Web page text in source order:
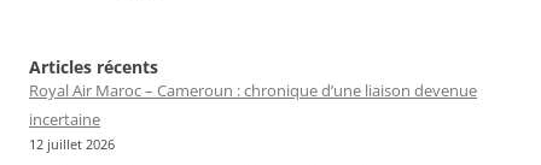
Articles récents
Royal Air Maroc – Cameroun : chronique d’une liaison devenue
incertaine
12 juillet 2026